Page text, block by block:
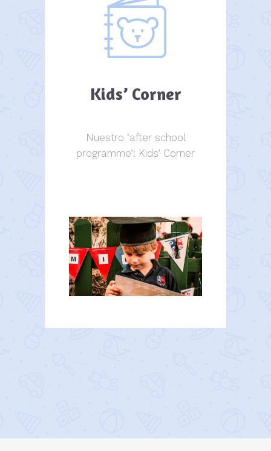
Kids’ Corner
Nuestro ‘after school
programme’: Kids’ Corner